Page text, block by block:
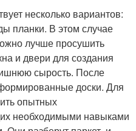
несколько вариантов:
планки. В этом случае
лучше просушить
и двери для создания
сырость. После
доски. Для
опытных
необходимыми навыками